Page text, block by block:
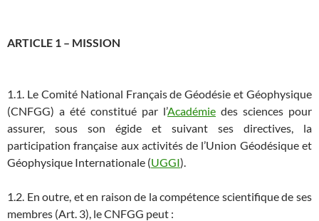
ARTICLE 1 – MISSION
1.1. Le Comité National Français de Géodésie et Géophysique
(CNFGG) a été constitué par l’Académie des sciences pour
assurer, sous son égide et suivant ses directives, la
participation française aux activités de l’Union Géodésique et
Géophysique Internationale (UGGI).
1.2. En outre, et en raison de la compétence scientifique de ses
membres (Art. 3), le CNFGG peut :